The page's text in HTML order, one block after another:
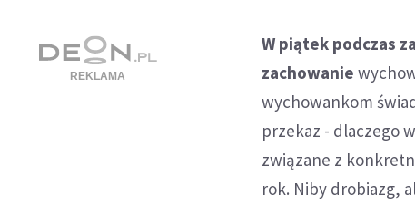
W piątek podczas
zachowanie
wychowankom
przekaz - dlaczego
związane z
rok. Niby drobiazg,